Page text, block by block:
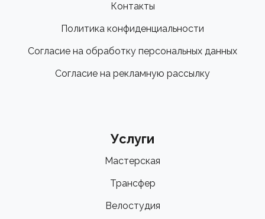
Контакты
Политика конфиденциальности
Согласие на обработку персональных данных
Согласие на рекламную рассылку
Услуги
Мастерская
Трансфер
Велостудия